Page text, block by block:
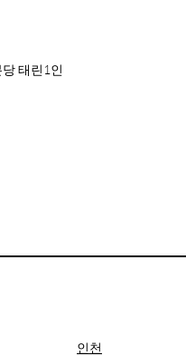
태린1인
인천